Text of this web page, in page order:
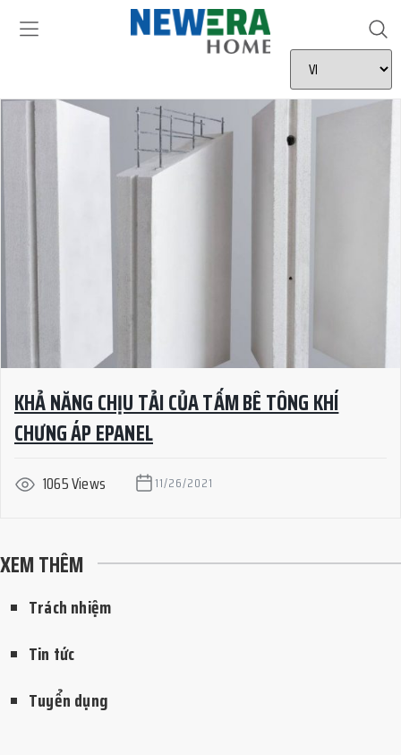
KHẢ NĂNG CHỊU TẢI CỦA TẤM BÊ TÔNG KHÍ
CHƯNG ÁP EPANEL
1065 Views 11/26/2021
XEM THÊM
Trách nhiệm
Tin tức
Tuyển dụng